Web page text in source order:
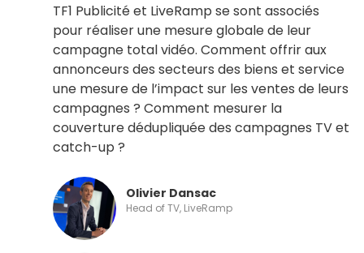
TF1 Publicité et LiveRamp se sont associés
pour réaliser une mesure globale de leur
campagne total vidéo. Comment offrir aux
annonceurs des secteurs des biens et service
une mesure de l’impact sur les ventes de leurs
campagnes ? Comment mesurer la
couverture dédupliquée des campagnes TV et
catch-up ?
Olivier Dansac
Head of TV, LiveRamp